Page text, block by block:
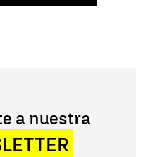
a nuestra